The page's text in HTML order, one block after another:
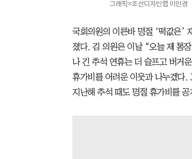
그래픽=조선디자인랩 이민경
국회의원의 이른바 명절 ‘떡값은’
졌다. 김 의원은 이날 “오늘 제 통
나 긴 추석 연휴는 더 슬프고 버거
휴가비를 어려운 이웃과 나누겠다
지난해 추석 때도 명절 휴가비를